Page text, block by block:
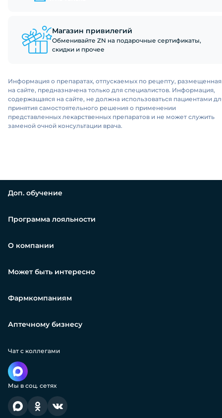
Магазин привилегий
Обменивайте ZN на подарочные сертификаты,
скидки и прочее
Информация о препаратах, отпускаемых по рецепту, размещенная
на сайте, предназначена только для специалистов. Информация,
содержащаяся на сайте, не должна использоваться пациентами
принятия самостоятельного решения о применении
представленных лекарственных препаратов и не может служить
заменой очной консультации врача.
Доп. обучение
Программа лояльности
О компании
Может быть интересно
Фармкомпаниям
Аптечному бизнесу
Чат с коллегами
Мы в соц. сетях